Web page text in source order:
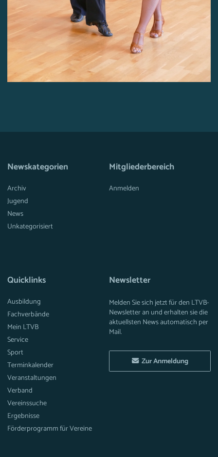
Newskategorien
Archiv
Jugend
News
Unkategorisiert
Mitgliederbereich
Anmelden
Quicklinks
Ausbildung
Fachverbände
Mein LTVB
Service
Sport
Terminkalender
Veranstaltungen
Verband
Vereinssuche
Ergebnisse
Förderprogramm für Vereine
Newsletter
Melden Sie sich jetzt für den LTVB-
Newsletter an und erhalten sie die
aktuellsten News automatisch per
Mail.
Zur Anmeldung